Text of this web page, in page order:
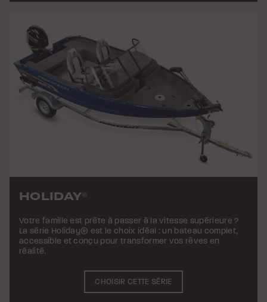
HOLIDAY®
Votre famille est prête à passer à la vitesse supérieure ?
La série Holiday® est le choix idéal : un bateau complet,
accessible et conçu pour transformer vos rêves en
réalité.
CHOISIR CETTE SÉRIE